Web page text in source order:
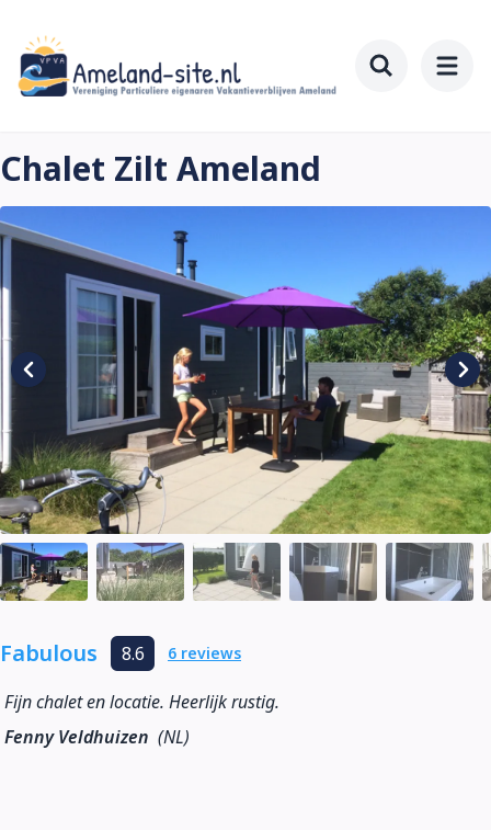
main
content
Chalet Zilt Ameland
Fabulous 8.6 6 reviews
Fijn chalet en locatie. Heerlijk rustig.
Fenny Veldhuizen (NL)